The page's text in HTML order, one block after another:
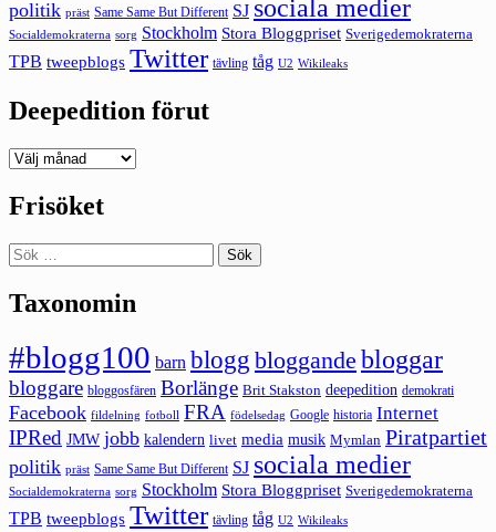
politik präst Same Same But Different SJ sociala medier
Socialdemokraterna sorg Stockholm Stora Bloggpriset Sverigedemokraterna
TPB tweepblogs Twitter tävling tåg U2 Wikileaks
Deepedition förut
Deepedition
Frisöket
Sök
efter:
Taxonomin
#blogg100 barn blogg bloggande bloggar
bloggare bloggosfären Borlänge Brit Stakston deepedition demokrati
Facebook fildelning fotboll FRA födelsedag Google historia Internet
IPRed JMW jobb kalendern livet media musik Mymlan Piratpartiet
politik präst Same Same But Different SJ sociala medier
Socialdemokraterna sorg Stockholm Stora Bloggpriset Sverigedemokraterna
TPB tweepblogs Twitter tävling tåg U2 Wikileaks